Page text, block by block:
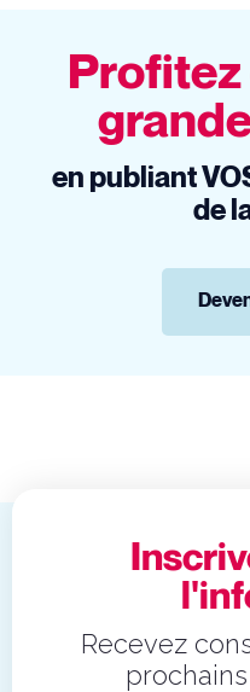
Profitez
en publiant
de
Recevez